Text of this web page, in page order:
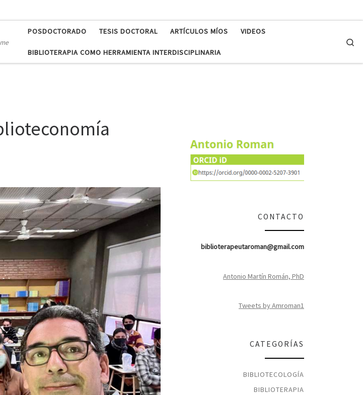
POSDOCTORADO TESIS DOCTORAL ARTÍCULOS MÍOS VIDEOS
BIBLIOTERAPIA COMO HERRAMIENTA INTERDISCIPLINARIA
CONTACTO
biblioterapeutaroman@gmail.com
Antonio Martín Román, PhD
Tweets by Amroman1
CATEGORÍAS
BIBLIOTECOLOGÍA
BIBLIOTERAPIA